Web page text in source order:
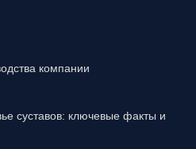
компании
суставов: ключевые факты и